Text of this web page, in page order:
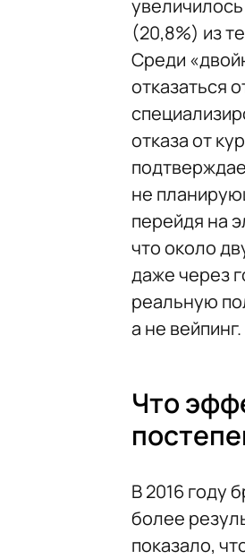
(20,8%) из
Среди
отказаться
отказа от
не
перейдя на
что около
даже через
реальную
а не вейпинг.
Что
В 2016 году
более
показало,